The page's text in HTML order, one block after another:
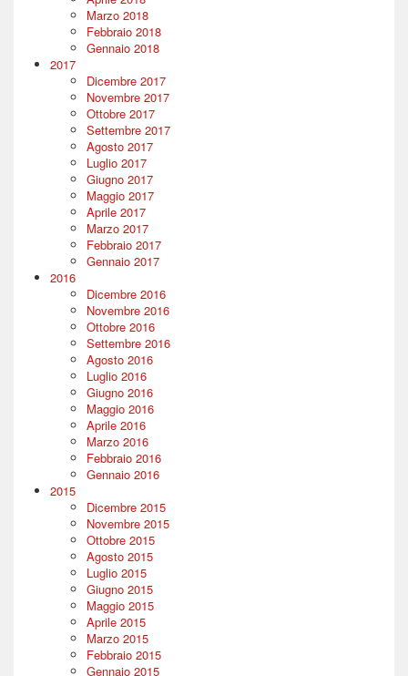
Marzo 2018
Febbraio 2018
Gennaio 2018
2017
Dicembre 2017
Novembre 2017
Ottobre 2017
Settembre 2017
Agosto 2017
Luglio 2017
Giugno 2017
Maggio 2017
Aprile 2017
Marzo 2017
Febbraio 2017
Gennaio 2017
2016
Dicembre 2016
Novembre 2016
Ottobre 2016
Settembre 2016
Agosto 2016
Luglio 2016
Giugno 2016
Maggio 2016
Aprile 2016
Marzo 2016
Febbraio 2016
Gennaio 2016
2015
Dicembre 2015
Novembre 2015
Ottobre 2015
Agosto 2015
Luglio 2015
Giugno 2015
Maggio 2015
Aprile 2015
Marzo 2015
Febbraio 2015
Gennaio 2015